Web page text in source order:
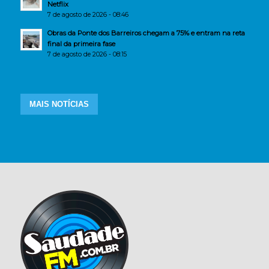
Netflix
7 de agosto de 2026 - 08:46
Obras da Ponte dos Barreiros chegam a 75% e entram na reta
final da primeira fase
7 de agosto de 2026 - 08:15
MAIS NOTÍCIAS